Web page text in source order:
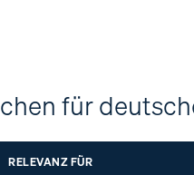
für
RELEVANZ FÜR